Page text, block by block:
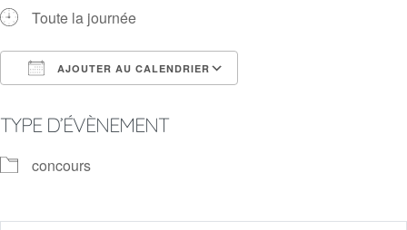
Toute la journée
AJOUTER AU CALENDRIER
TYPE D’ÉVÈNEMENT
concours